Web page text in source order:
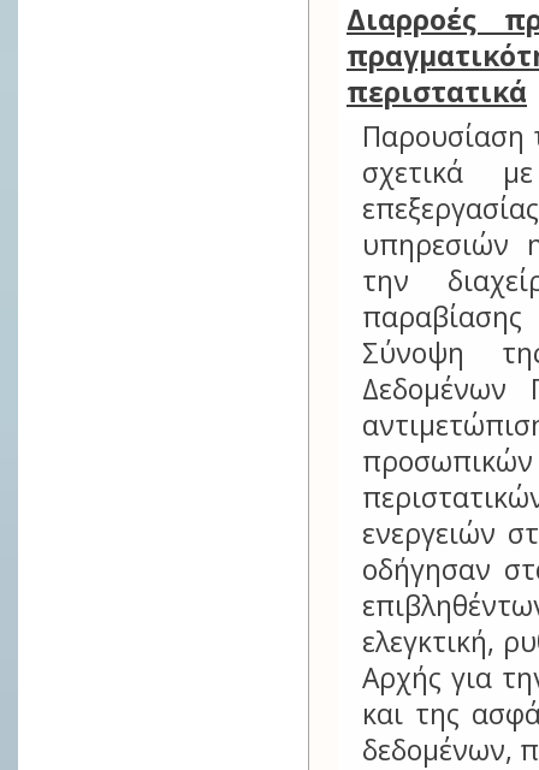
Διαρροές
περιστατικά
Παρουσίαση
σχετικά
υπηρεσιών
την
Σύνοψη
Δεδομένων
ενεργειών
οδήγησαν
ελεγκτική,
Αρχής για
και της
δεδομένων,